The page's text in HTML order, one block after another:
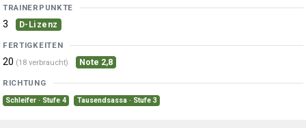
TRAINERPUNKTE
3 D-Lizenz
FERTIGKEITEN
20 (18 verbraucht) Note 2,8
RICHTUNG
Schleifer · Stufe 4 Tausendsassa · Stufe 3